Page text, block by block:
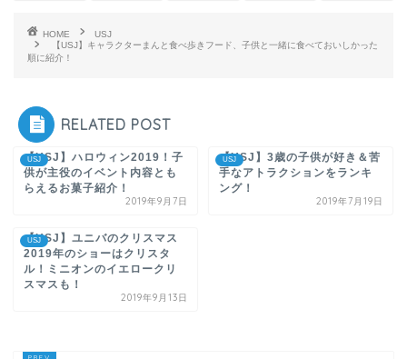
HOME
USJ
【USJ】キャラクターまんと食べ歩きフード、子供と一緒に食べておいしかった
順に紹介！
RELATED POST
USJ
【USJ】ハロウィン2019！子
供が主役のイベント内容とも
らえるお菓子紹介！
2019年9月7日
USJ
【USJ】3歳の子供が好き＆苦
手なアトラクションをランキ
ング！
2019年7月19日
USJ
【USJ】ユニバのクリスマス
2019年のショーはクリスタ
ル！ミニオンのイエロークリ
スマスも！
2019年9月13日